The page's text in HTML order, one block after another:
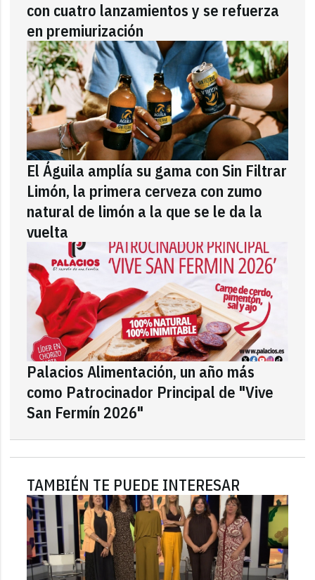
con cuatro lanzamientos y se refuerza
en premiurización
El Águila amplía su gama con Sin Filtrar
Limón, la primera cerveza con zumo
natural de limón a la que se le da la
vuelta
Palacios Alimentación, un año más
como Patrocinador Principal de "Vive
San Fermín 2026"
TAMBIÉN TE PUEDE INTERESAR